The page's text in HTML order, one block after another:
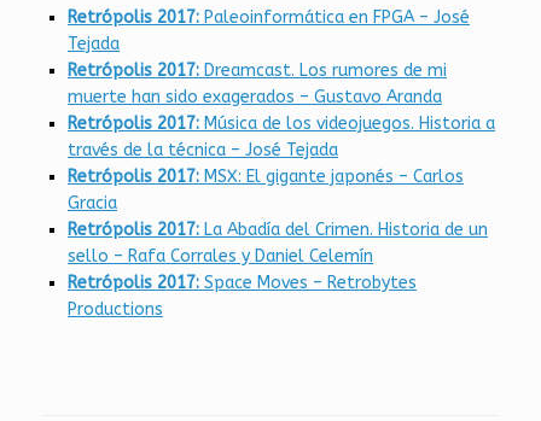
Retrópolis 2017: Paleoinformática en FPGA – José
Tejada
Retrópolis 2017: Dreamcast. Los rumores de mi
muerte han sido exagerados – Gustavo Aranda
Retrópolis 2017: Música de los videojuegos. Historia a
través de la técnica – José Tejada
Retrópolis 2017: MSX: El gigante japonés – Carlos
Gracia
Retrópolis 2017: La Abadía del Crimen. Historia de un
sello – Rafa Corrales y Daniel Celemín
Retrópolis 2017: Space Moves – Retrobytes
Productions